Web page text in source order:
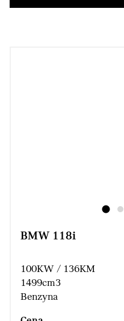
BMW 118i
100KW / 136KM
1499cm3
Benzyna